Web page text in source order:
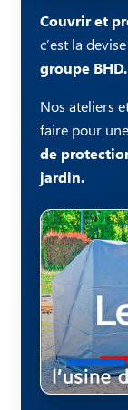
Couvrir et
c’est la
groupe BHD.
Nos ateliers
faire pour
de
jardin.